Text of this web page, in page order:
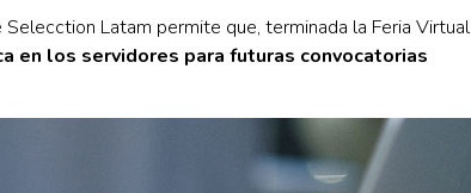
Latam permite que, terminada la Feria Virtual
en los servidores para futuras convocatorias